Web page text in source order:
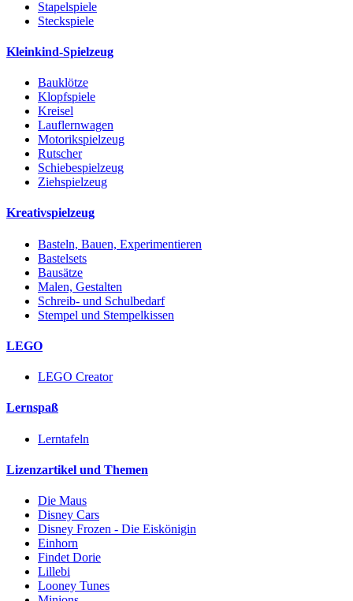
Stapelspiele
Steckspiele
Kleinkind-Spielzeug
Bauklötze
Klopfspiele
Kreisel
Lauflernwagen
Motorikspielzeug
Rutscher
Schiebespielzeug
Ziehspielzeug
Kreativspielzeug
Basteln, Bauen, Experimentieren
Bastelsets
Bausätze
Malen, Gestalten
Schreib- und Schulbedarf
Stempel und Stempelkissen
LEGO
LEGO Creator
Lernspaß
Lerntafeln
Lizenzartikel und Themen
Die Maus
Disney Cars
Disney Frozen - Die Eiskönigin
Einhorn
Findet Dorie
Lillebi
Looney Tunes